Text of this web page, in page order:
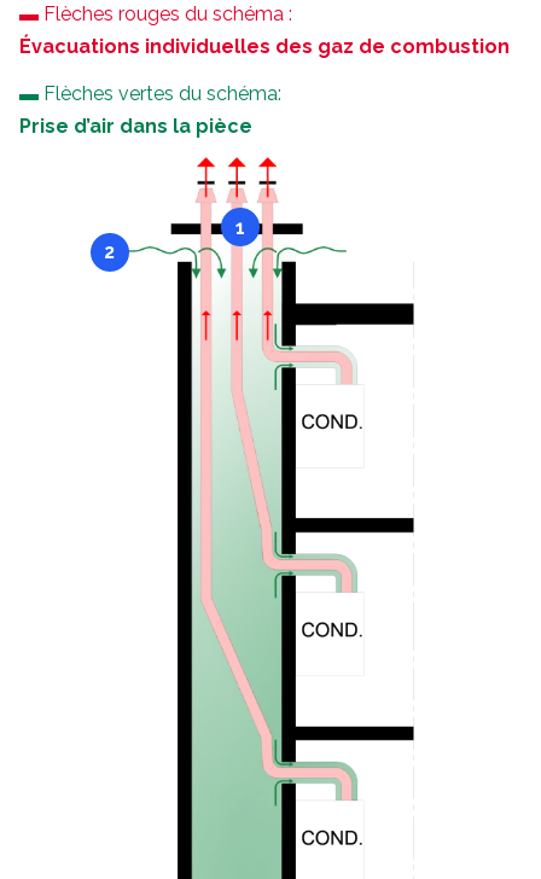
▬ Flèches rouges du schéma :
Évacuations individuelles des gaz de combustion
▬ Flèches vertes du schéma:
Prise d’air dans la pièce
1
2